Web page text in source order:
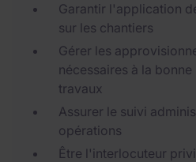
Garantir l'application
sur les chantiers
Gérer les
nécessaires à la
travaux
Assurer le suivi
opérations
Être l'interlocuteur